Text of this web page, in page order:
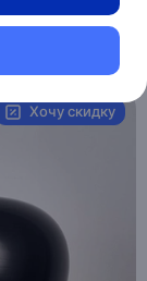
Хочу скидку